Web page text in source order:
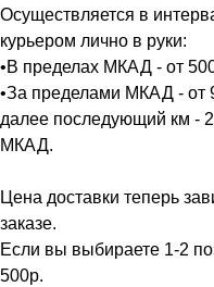
Осуществляется в
курьером лично в руки:
•В пределах МКАД - от
•За пределами МКАД - от
далее последующий км -
МКАД.
Цена доставки теперь
заказе.
Если вы выбираете 1-2
500р.